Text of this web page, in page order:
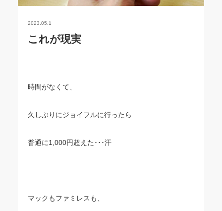
2023.05.1
これが現実
時間がなくて、
久しぶりにジョイフルに行ったら
普通に1,000円超えた･･･汗
マックもファミレスも、